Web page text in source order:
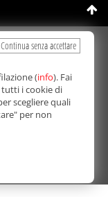
in qualunque
Autorizzazione del
10/2003
Continua senza accettare
(info). Fai
tutti i cookie di
scegliere quali
per non